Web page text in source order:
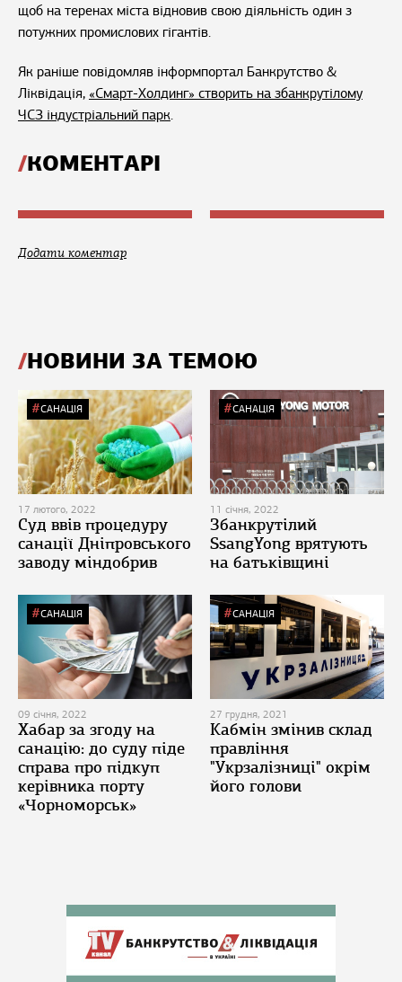
щоб на теренах міста відновив свою діяльність один з
потужних промислових гігантів.
Як раніше повідомляв інформпортал Банкрутство &
Ліквідація, «Смарт-Холдинг» створить на збанкрутілому
ЧСЗ індустріальний парк.
КОМЕНТАРІ
Додати коментар
НОВИНИ ЗА ТЕМОЮ
САНАЦІЯ
17 лютого, 2022
Суд ввів процедуру
санації Дніпровського
заводу міндобрив
САНАЦІЯ
11 січня, 2022
Збанкрутілий
SsangYong врятують
на батьківщині
САНАЦІЯ
09 січня, 2022
Хабар за згоду на
санацію: до суду піде
справа про підкуп
керівника порту
«Чорноморськ»
САНАЦІЯ
27 грудня, 2021
Кабмін змінив склад
правління
"Укрзалізниці" окрім
його голови